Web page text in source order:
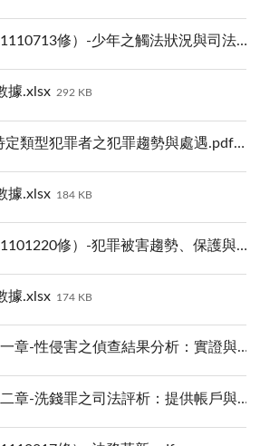
修）-少年之觸法狀況與司法處理.pdf
據.xlsx 292 KB
定類型犯罪者之犯罪趨勢與處遇.pdf
據.xlsx 184 KB
修）-犯罪被害趨勢、保護與補償.pdf
據.xlsx 174 KB
侵害之偵查結果分析：實證與女性主義間對話.pdf
錢罪之司法評析：提供帳戶與大法庭裁定間爭議.pdf